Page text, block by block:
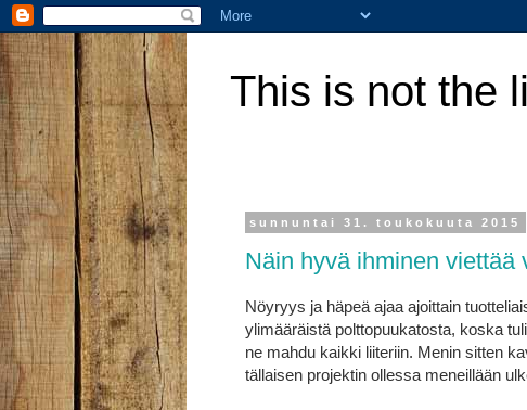
This is not the
sunnuntai 31. toukokuuta 2015
Näin hyvä ihminen viettää
Nöyryys ja häpeä ajaa ajoittain
ylimääräistä polttopuukatosta, koska
ne mahdu kaikki liiteriin. Menin sitten
tällaisen projektin ollessa meneillään